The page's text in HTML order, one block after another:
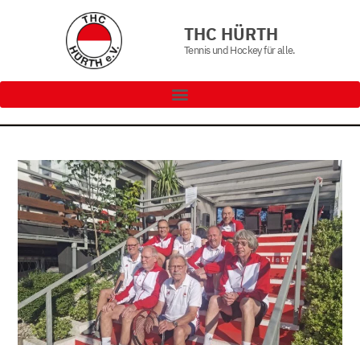
THC HÜRTH
Tennis und Hockey für alle.